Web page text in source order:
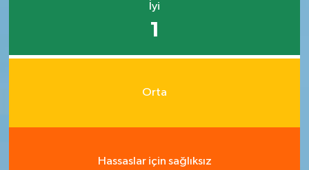
İyi
1
Orta
Hassaslar için sağlıksız